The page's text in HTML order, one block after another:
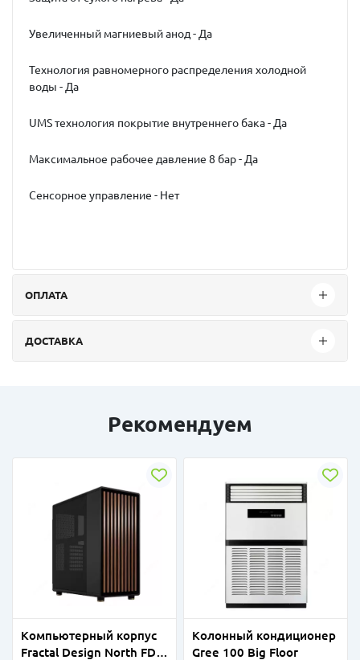
Увеличенный магниевый анод - Да
Технология равномерного распределения холодной
воды - Да
UMS технология покрытие внутреннего бака - Да
Максимальное рабочее давление 8 бар - Да
Сенсорное управление - Нет
ОПЛАТА
ДОСТАВКА
Рекомендуем
Компьютерный корпус
Fractal Design North FD-
Колонный кондиционер
Gree 100 Big Floor